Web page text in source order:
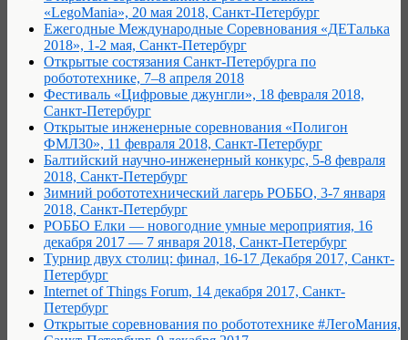
«LegoMania», 20 мая 2018, Санкт-Петербург
Ежегодные Международные Соревнования «ДЕТалька
2018», 1-2 мая, Санкт-Петербург
Открытые состязания Санкт-Петербурга по
робототехнике, 7–8 апреля 2018
Фестиваль «Цифровые джунгли», 18 февраля 2018,
Санкт-Петербург
Открытые инженерные соревнования «Полигон
ФМЛ30», 11 февраля 2018, Санкт-Петербург
Балтийский научно-инженерный конкурс, 5-8 февраля
2018, Санкт-Петербург
Зимний робототехнический лагерь РОББО, 3-7 января
2018, Санкт-Петербург
РОББО Елки — новогодние умные мероприятия, 16
декабря 2017 — 7 января 2018, Санкт-Петербург
Турнир двух столиц: финал, 16-17 Декабря 2017, Санкт-
Петербург
Internet of Things Forum, 14 декабря 2017, Санкт-
Петербург
Открытые соревнования по робототехнике #ЛегоМания,